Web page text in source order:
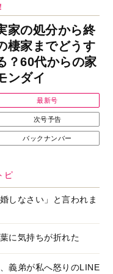
耳にすっぽり！オーテ
ィコン補聴器、新しい
スタイルで All in Ear
の「オーティコン ジー
ル」を発売
【編集部より】広告ペ
ージについてのお詫び